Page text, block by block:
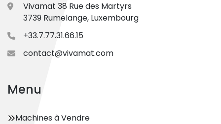
Vivamat 38 Rue des Martyrs
3739 Rumelange, Luxembourg
+33.7.77.31.66.15
contact@vivamat.com
Menu
Machines à Vendre